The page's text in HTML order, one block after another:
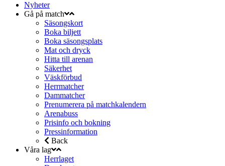
Nyheter
Gå på match
Säsongskort
Boka biljett
Boka säsongsplats
Mat och dryck
Hitta till arenan
Säkerhet
Väskförbud
Herrmatcher
Dammatcher
Prenumerera på matchkalendern
Arenabuss
Prisinfo och bokning
Pressinformation
Back
Våra lag
Herrlaget